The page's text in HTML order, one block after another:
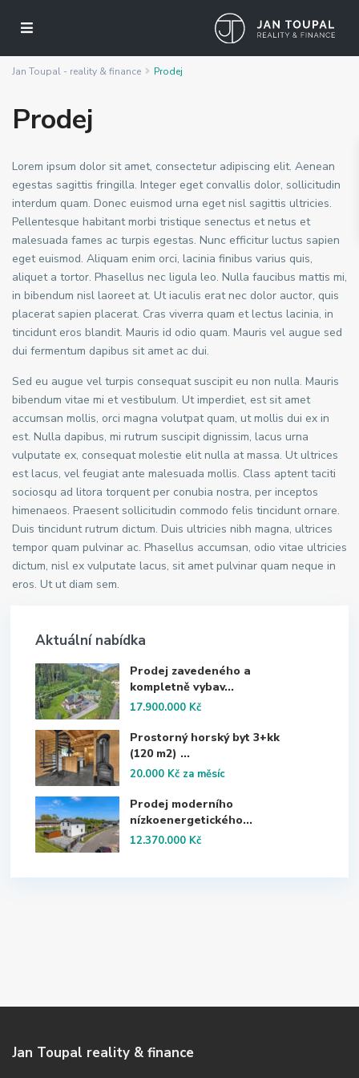
Jan Toupal - reality & finance Prodej
Prodej
Lorem ipsum dolor sit amet, consectetur adipiscing elit. Aenean
egestas sagittis fringilla. Integer eget convallis dolor, sollicitudin
interdum quam. Donec euismod urna eget nisl sagittis ultricies.
Pellentesque habitant morbi tristique senectus et netus et
malesuada fames ac turpis egestas. Nunc efficitur luctus sapien
eget euismod. Aliquam enim orci, lacinia finibus varius quis,
aliquet a tortor. Phasellus nec ligula leo. Nulla faucibus mattis mi,
in bibendum nisl laoreet at. Ut iaculis erat nec dolor auctor, quis
placerat sapien placerat. Cras viverra quam et lectus lacinia, in
tincidunt eros blandit. Mauris id odio quam. Mauris vel augue sed
dui fermentum dapibus sit amet ac dui.
Sed eu augue vel turpis consequat suscipit eu non nulla. Mauris
bibendum vitae mi et vestibulum. Ut imperdiet, est sit amet
accumsan mollis, orci magna volutpat quam, ut mollis dui ex in
est. Nulla dapibus, mi rutrum suscipit dignissim, lacus urna
vulputate ex, consequat molestie elit nulla at massa. Ut ultrices
est lacus, vel feugiat ante malesuada mollis. Class aptent taciti
sociosqu ad litora torquent per conubia nostra, per inceptos
himenaeos. Praesent sollicitudin commodo felis tincidunt ornare.
Duis tincidunt rutrum dictum. Duis ultricies nibh magna, ultrices
tempor quam pulvinar ac. Phasellus accumsan, odio vitae ultricies
dictum, nisl ex vulputate lacus, sit amet pulvinar quam neque in
eros. Ut ut diam sem.
Aktuální nabídka
Prodej zavedeného a
kompletně vybav...
17.900.000 Kč
Prostorný horský byt 3+kk
(120 m2) ...
20.000 Kč za měsíc
Prodej moderního
nízkoenergetického...
12.370.000 Kč
Jan Toupal reality & finance